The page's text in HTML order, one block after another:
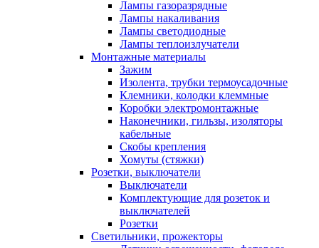
Лампы газоразрядные
Лампы накаливания
Лампы светодиодные
Лампы теплоизлучатели
Монтажные материалы
Зажим
Изолента, трубки термоусадочные
Клемники, колодки клеммные
Коробки электромонтажные
Наконечники, гильзы, изоляторы
кабельные
Скобы крепления
Хомуты (стяжки)
Розетки, выключатели
Выключатели
Комплектующие для розеток и
выключателей
Розетки
Светильники, прожекторы